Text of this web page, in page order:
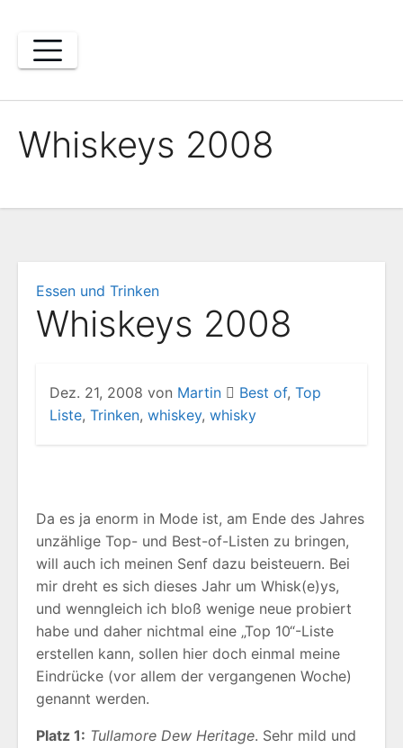
springen
Whiskeys 2008
Essen und Trinken
Whiskeys 2008
Dez. 21, 2008 von Martin Best of, Top
Liste, Trinken, whiskey, whisky
Da es ja enorm in Mode ist, am Ende des Jahres
unzählige Top- und Best-of-Listen zu bringen,
will auch ich meinen Senf dazu beisteuern. Bei
mir dreht es sich dieses Jahr um Whisk(e)ys,
und wenngleich ich bloß wenige neue probiert
habe und daher nichtmal eine „Top 10“-Liste
erstellen kann, sollen hier doch einmal meine
Eindrücke (vor allem der vergangenen Woche)
genannt werden.
Platz 1: Tullamore Dew Heritage. Sehr mild und